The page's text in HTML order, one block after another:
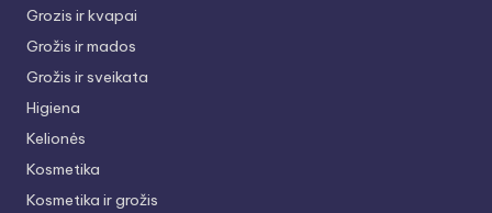
Grozis ir kvapai
Grožis ir mados
Grožis ir sveikata
Higiena
Kelionės
Kosmetika
Kosmetika ir grožis